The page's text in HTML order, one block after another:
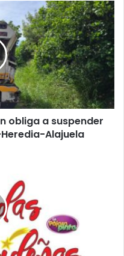
obliga a suspender
Alajuela